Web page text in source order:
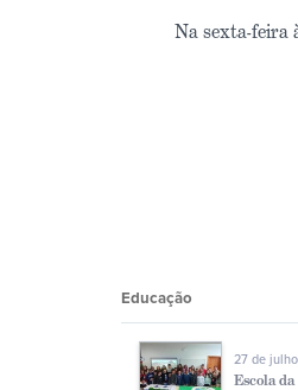
Na sexta-feira
Educação
27 de julho
Escola